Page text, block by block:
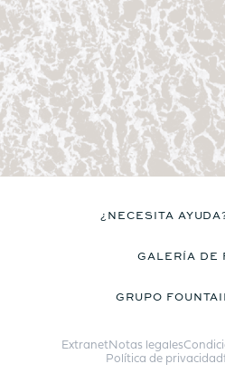
¿NECESITA
GALERÍA DE
GRUPO
ExtranetNotas legales
Política de privacidad